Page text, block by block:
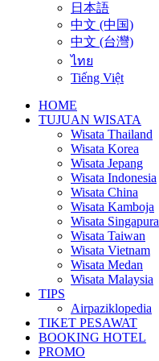
日本語
中文 (中国)
中文 (台灣)
ไทย
Tiếng Việt
HOME
TUJUAN WISATA
Wisata Thailand
Wisata Korea
Wisata Jepang
Wisata Indonesia
Wisata China
Wisata Kamboja
Wisata Singapura
Wisata Taiwan
Wisata Vietnam
Wisata Medan
Wisata Malaysia
TIPS
Airpaziklopedia
TIKET PESAWAT
BOOKING HOTEL
PROMO